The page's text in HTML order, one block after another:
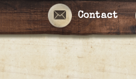
Contact